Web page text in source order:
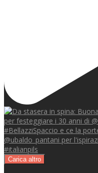
Carica altro